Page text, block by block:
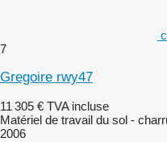
7
Gregoire rwy47
11 305 € TVA incluse
Matériel de travail du sol -
2006